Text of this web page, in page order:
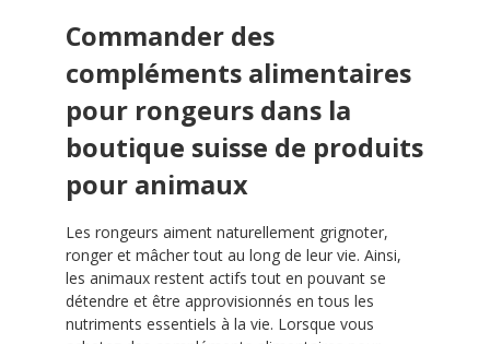
Commander des
compléments alimentaires
pour rongeurs dans la
boutique suisse de produits
pour animaux
Les rongeurs aiment naturellement grignoter,
ronger et mâcher tout au long de leur vie. Ainsi,
les animaux restent actifs tout en pouvant se
détendre et être approvisionnés en tous les
nutriments essentiels à la vie. Lorsque vous